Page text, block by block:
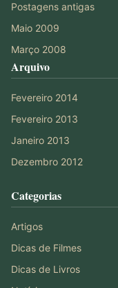
Postagens antigas
Maio 2009
Março 2008
Arquivo
Fevereiro 2014
Fevereiro 2013
Janeiro 2013
Dezembro 2012
Categorias
Artigos
Dicas de Filmes
Dicas de Livros